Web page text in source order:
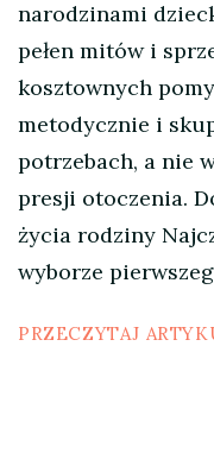
narodzinami
pełen mitów i
kosztownych
metodycznie i
potrzebach, a nie
presji otoczenia.
życia rodziny
wyborze
PRZECZYTAJ